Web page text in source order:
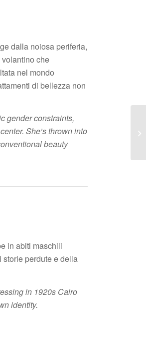
dalla noiosa periferia,
che
nel mondo
di bellezza non
gender constraints,
She’s thrown into
beauty
in abiti maschili
perdute e della
in 1920s Cairo
identity.